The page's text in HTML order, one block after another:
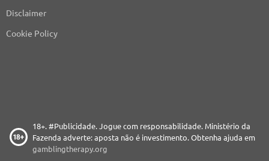
Disclaimer
Cookie Policy
18+. #Publicidade. Jogue com responsabilidade. Ministério da
Fazenda adverte: aposta não é investimento. Obtenha ajuda em
gamblingtherapy.org